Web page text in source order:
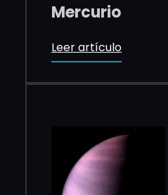
Mercurio
Leer artículo